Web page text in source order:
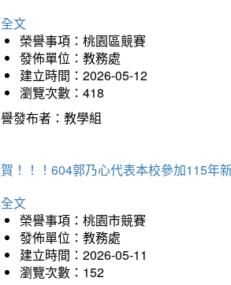
文
榮譽事項：桃園區競賽
發佈單位：教務處
建立時間：2026-05-12
瀏覽次數：418
發布者：教學組
！！！604郭乃心代表本校參加115年
文
榮譽事項：桃園市競賽
發佈單位：教務處
建立時間：2026-05-11
瀏覽次數：152